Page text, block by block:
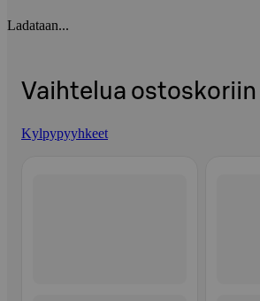
Ladataan...
Vaihtelua ostoskoriin
Kylpypyyhkeet